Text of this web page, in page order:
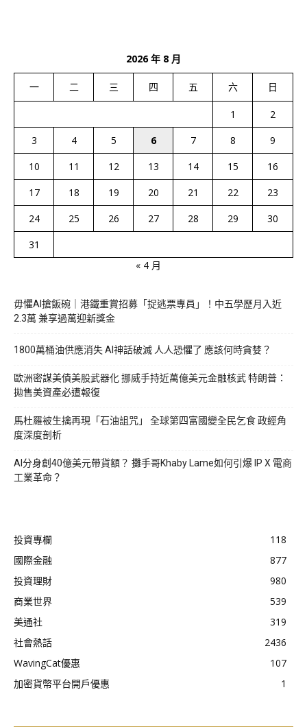
2026 年 8 月
一 二 三 四 五 六 日
1
2
3
4 5 6 7 8
9
10
11 12 13 14 15
16
17
18 19 20 21 22
23
24
25 26 27 28 29
30
31
« 4 月
毋懼AI搶飯碗｜港鐵重賞招募「捉逃票專員」！中五學歷月入近
2.3萬 兼享過萬迎新獎金
1800萬桶油供應消失 AI神話破滅 人人恐懼了 應該何時貪婪？
歐洲密謀美債美股武器化 挪威手持近萬億美元金融核武 特朗普：
拋售美資產必遭報復
馬杜羅被生擒再現「石油詛咒」 全球第四富國變全民乞食 政經角
度深度剖析
AI分身創40億美元帶貨額？ 攤手哥Khaby Lame如何引爆 IP X 電商
工業革命？
投資專欄
118
國際金融
877
投資理財
980
商業世界
539
美通社
319
社會熱話
2436
WavingCat優惠
107
加密貨幣平台開戶優惠
1